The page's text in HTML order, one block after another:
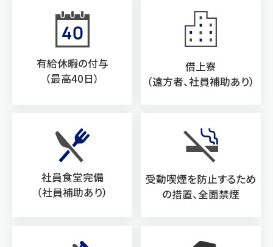
有給休暇の付与
（最高40日）
借上寮
（遠方者、社員補助あり）
社員食堂完備
（社員補助あり）
受動喫煙を防止するため
の措置、全面禁煙